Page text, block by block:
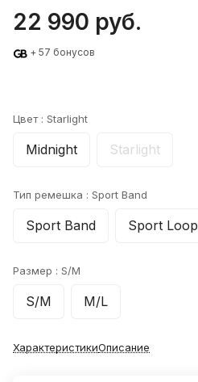
22 990 руб.
+ 57 бонусов
Цвет : Starlight
Midnight Starlight
Тип ремешка : Sport Band
Sport Band Sport Loop
Размер : S/M
S/M M/L
ХарактеристикиОписание